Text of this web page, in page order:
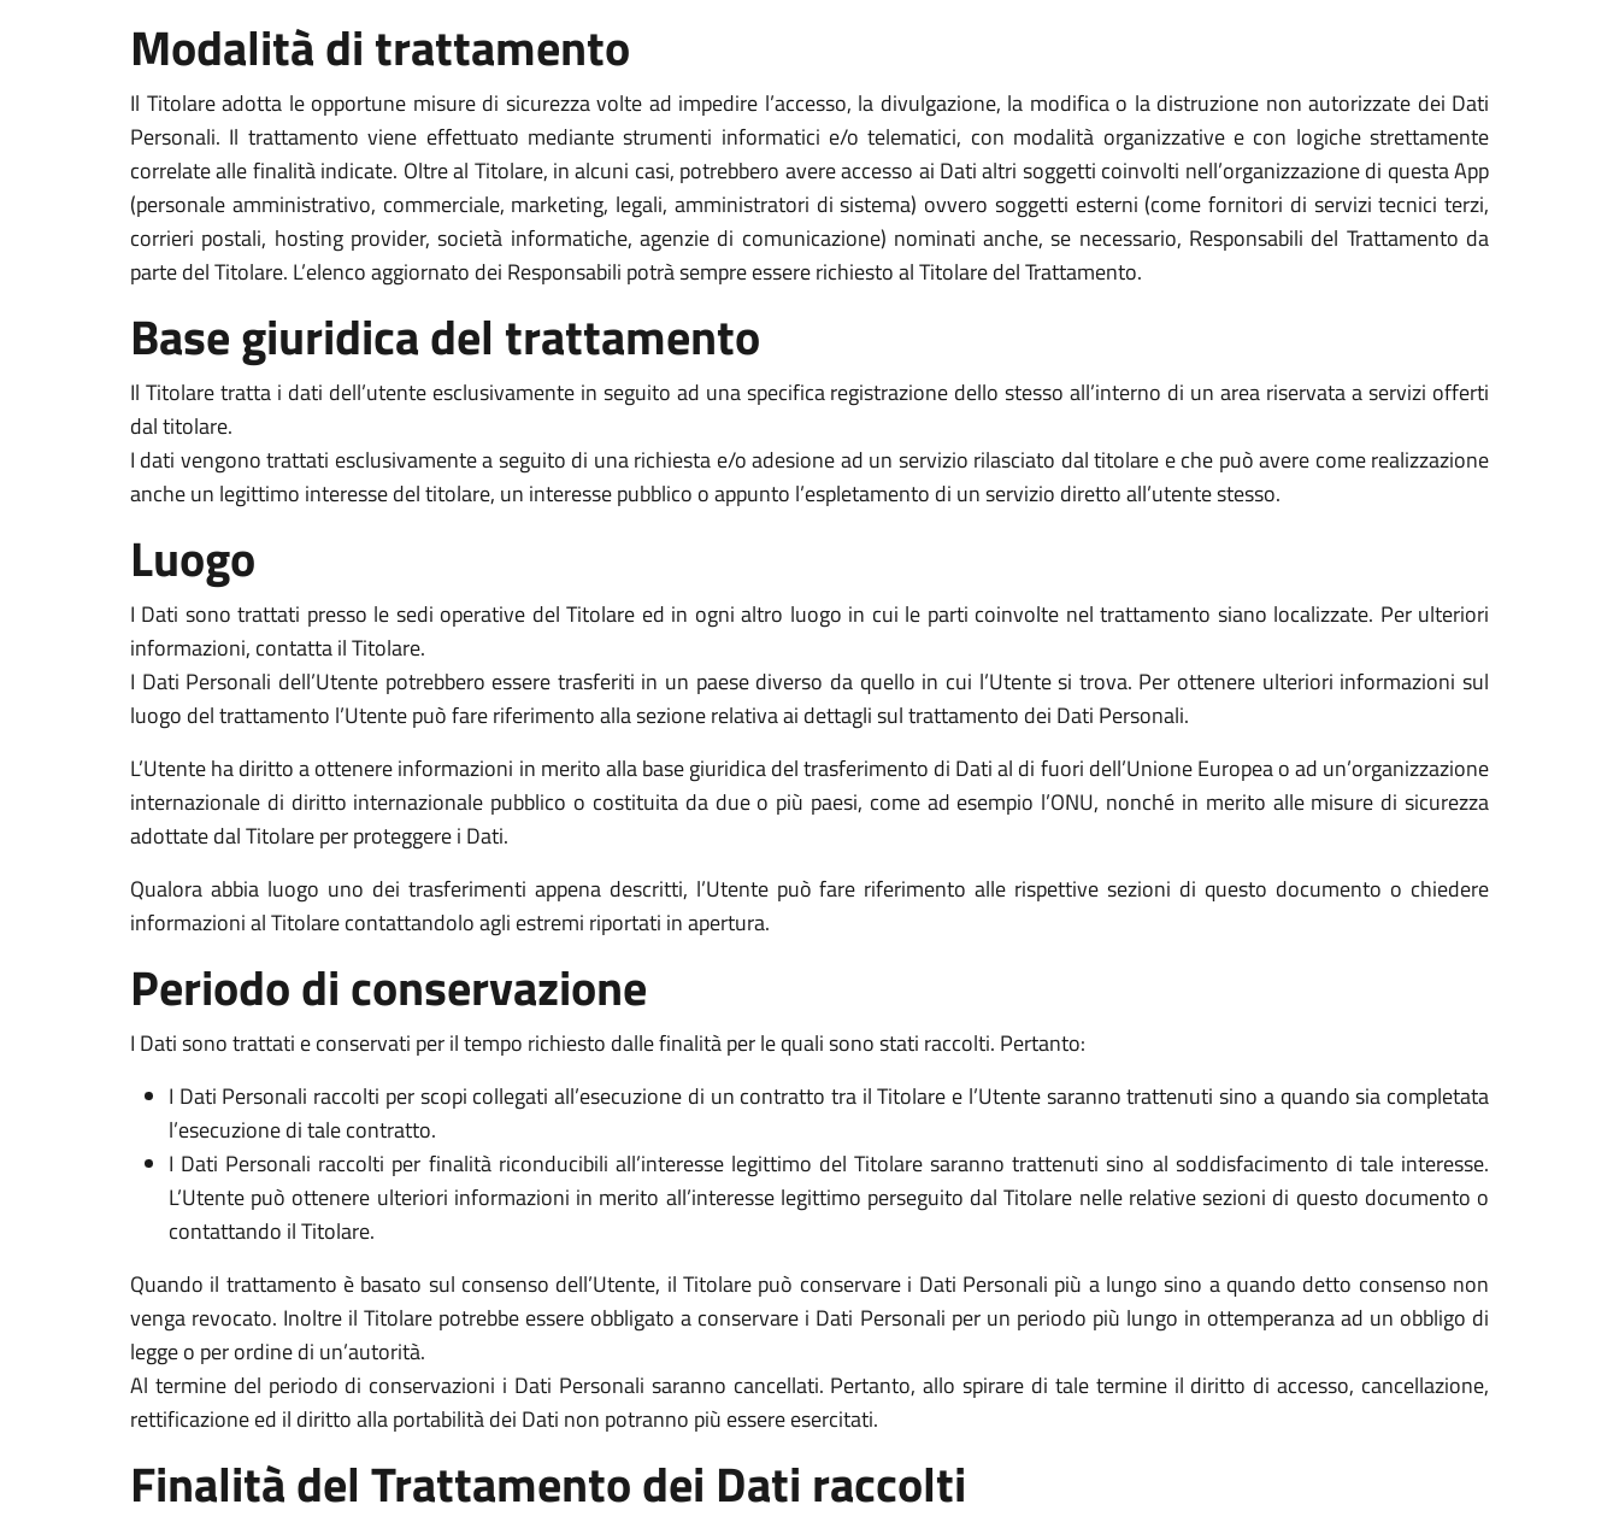
Modalità di trattamento
Il Titolare adotta le opportune misure di sicurezza volte ad impedire l’accesso, la divulgazione, la modifica o la distruzione non autorizzate dei Dati
Personali. Il trattamento viene effettuato mediante strumenti informatici e/o telematici, con modalità organizzative e con logiche strettamente
correlate alle finalità indicate. Oltre al Titolare, in alcuni casi, potrebbero avere accesso ai Dati altri soggetti coinvolti nell’organizzazione di questa App
(personale amministrativo, commerciale, marketing, legali, amministratori di sistema) ovvero soggetti esterni (come fornitori di servizi tecnici terzi,
corrieri postali, hosting provider, società informatiche, agenzie di comunicazione) nominati anche, se necessario, Responsabili del Trattamento da
parte del Titolare. L’elenco aggiornato dei Responsabili potrà sempre essere richiesto al Titolare del Trattamento.
Base giuridica del trattamento
Il Titolare tratta i dati dell’utente esclusivamente in seguito ad una specifica registrazione dello stesso all’interno di un area riservata a servizi offerti
dal titolare.
I dati vengono trattati esclusivamente a seguito di una richiesta e/o adesione ad un servizio rilasciato dal titolare e che può avere come realizzazione
anche un legittimo interesse del titolare, un interesse pubblico o appunto l’espletamento di un servizio diretto all’utente stesso.
Luogo
I Dati sono trattati presso le sedi operative del Titolare ed in ogni altro luogo in cui le parti coinvolte nel trattamento siano localizzate. Per ulteriori
informazioni, contatta il Titolare.
I Dati Personali dell’Utente potrebbero essere trasferiti in un paese diverso da quello in cui l’Utente si trova. Per ottenere ulteriori informazioni sul
luogo del trattamento l’Utente può fare riferimento alla sezione relativa ai dettagli sul trattamento dei Dati Personali.
L’Utente ha diritto a ottenere informazioni in merito alla base giuridica del trasferimento di Dati al di fuori dell’Unione Europea o ad un’organizzazione
internazionale di diritto internazionale pubblico o costituita da due o più paesi, come ad esempio l’ONU, nonché in merito alle misure di sicurezza
adottate dal Titolare per proteggere i Dati.
Qualora abbia luogo uno dei trasferimenti appena descritti, l’Utente può fare riferimento alle rispettive sezioni di questo documento o chiedere
informazioni al Titolare contattandolo agli estremi riportati in apertura.
Periodo di conservazione
I Dati sono trattati e conservati per il tempo richiesto dalle finalità per le quali sono stati raccolti. Pertanto:
I Dati Personali raccolti per scopi collegati all’esecuzione di un contratto tra il Titolare e l’Utente saranno trattenuti sino a quando sia completata
l’esecuzione di tale contratto.
I Dati Personali raccolti per finalità riconducibili all’interesse legittimo del Titolare saranno trattenuti sino al soddisfacimento di tale interesse.
L’Utente può ottenere ulteriori informazioni in merito all’interesse legittimo perseguito dal Titolare nelle relative sezioni di questo documento o
contattando il Titolare.
Quando il trattamento è basato sul consenso dell’Utente, il Titolare può conservare i Dati Personali più a lungo sino a quando detto consenso non
venga revocato. Inoltre il Titolare potrebbe essere obbligato a conservare i Dati Personali per un periodo più lungo in ottemperanza ad un obbligo di
legge o per ordine di un’autorità.
Al termine del periodo di conservazioni i Dati Personali saranno cancellati. Pertanto, allo spirare di tale termine il diritto di accesso, cancellazione,
rettificazione ed il diritto alla portabilità dei Dati non potranno più essere esercitati.
Finalità del Trattamento dei Dati raccolti